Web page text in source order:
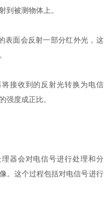
到被测物体上。
面会反射一部分红外光，这
接收到的反射光转换为电信
强度成正比。
器会对电信号进行处理和分
。这个过程包括对电信号进行